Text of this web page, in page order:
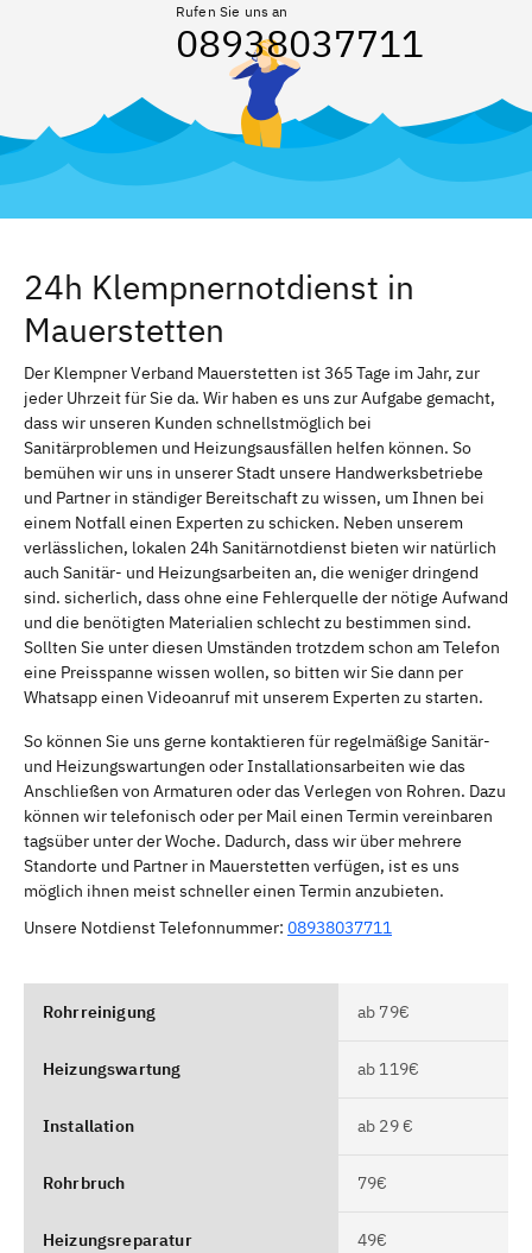
Rufen Sie uns an
08938037711
24h Klempnernotdienst in
Mauerstetten
Der Klempner Verband Mauerstetten ist 365 Tage im Jahr, zur
jeder Uhrzeit für Sie da. Wir haben es uns zur Aufgabe gemacht,
dass wir unseren Kunden schnellstmöglich bei
Sanitärproblemen und Heizungsausfällen helfen können. So
bemühen wir uns in unserer Stadt unsere Handwerksbetriebe
und Partner in ständiger Bereitschaft zu wissen, um Ihnen bei
einem Notfall einen Experten zu schicken. Neben unserem
verlässlichen, lokalen 24h Sanitärnotdienst bieten wir natürlich
auch Sanitär- und Heizungsarbeiten an, die weniger dringend
sind. sicherlich, dass ohne eine Fehlerquelle der nötige Aufwand
und die benötigten Materialien schlecht zu bestimmen sind.
Sollten Sie unter diesen Umständen trotzdem schon am Telefon
eine Preisspanne wissen wollen, so bitten wir Sie dann per
Whatsapp einen Videoanruf mit unserem Experten zu starten.
So können Sie uns gerne kontaktieren für regelmäßige Sanitär-
und Heizungswartungen oder Installationsarbeiten wie das
Anschließen von Armaturen oder das Verlegen von Rohren. Dazu
können wir telefonisch oder per Mail einen Termin vereinbaren
tagsüber unter der Woche. Dadurch, dass wir über mehrere
Standorte und Partner in Mauerstetten verfügen, ist es uns
möglich ihnen meist schneller einen Termin anzubieten.
Unsere Notdienst Telefonnummer: 08938037711
Rohrreinigung ab 79€
Heizungswartung ab 119€
Installation ab 29 €
Rohrbruch 79€
Heizungsreparatur 49€